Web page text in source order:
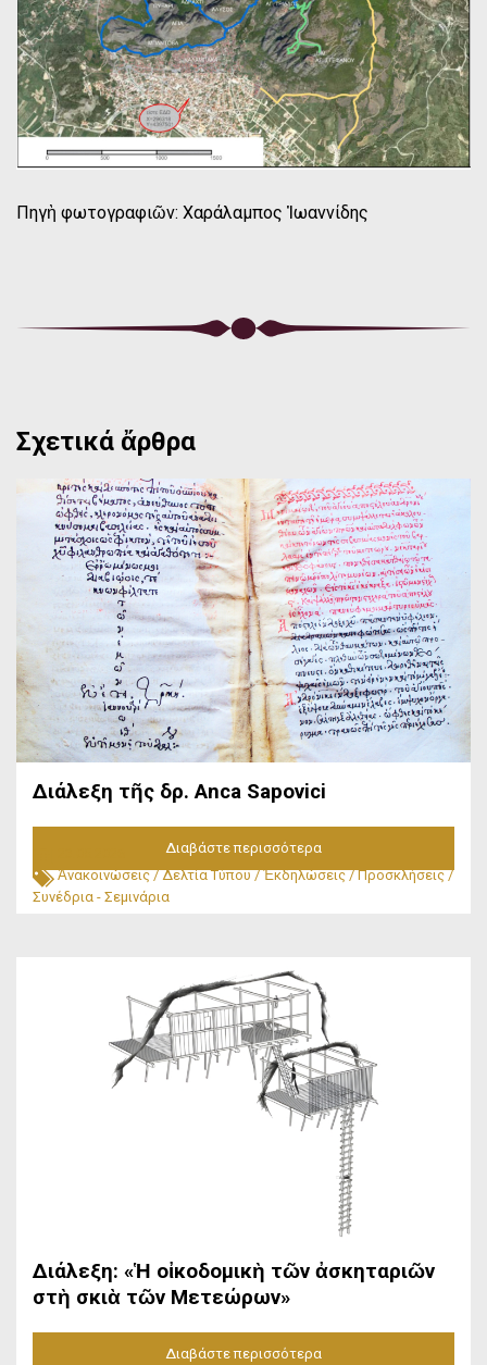
Πηγὴ φωτογραφιῶν: Χαράλαμπος Ἰωαννίδης
Σχετικά ἄρθρα
Διάλεξη τῆς δρ. Anca Sapovici
Διαβάστε περισσότερα
Ἀνακοινώσεις/Δελτία Τύπου/Ἐκδηλώσεις/Προσκλήσεις/
Συνέδρια - Σεμινάρια
Διάλεξη: «Ἡ οἰκοδομικὴ τῶν ἀσκηταριῶν
στὴ σκιὰ τῶν Μετεώρων»
Διαβάστε περισσότερα